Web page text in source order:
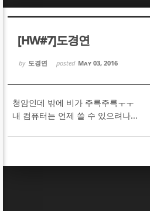
[HW#7]도경연
by 도경연 posted May 03, 2016
청암인데 밖에 비가 주륵주륵ㅜㅜ
내 컴퓨터는 언제 쓸 수 있으려나...
Sketchbook5, 스케
Sketchbook5, 스
Sketchbook5, 스케
Sketchbook5, 스